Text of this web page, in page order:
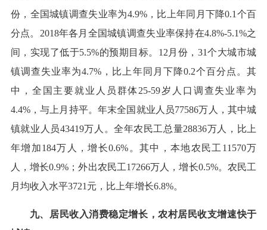
份，全国城镇调查失业率为4.9%，比上年同月下降0.1个百
分点。2018年各月全国城镇调查失业率保持在4.8%-5.1%之
间，实现了低于5.5%的预期目标。12月份，31个大城市城
镇调查失业率为4.7%，比上年同月下降0.2个百分点。其
中，全国主要就业人员群体25-59岁人口调查失业率为
4.4%，与上月持平。年末全国就业人员77586万人，其中城
镇就业人员43419万人。全年农民工总量28836万人，比上
年增加184万人，增长0.6%。其中，本地农民工11570万
人，增长0.9%；外出农民工17266万人，增长0.5%。农民工
月均收入水平3721元，比上年增长6.8%。
九、居民收入消费稳定增长，农村居民收支增速快于